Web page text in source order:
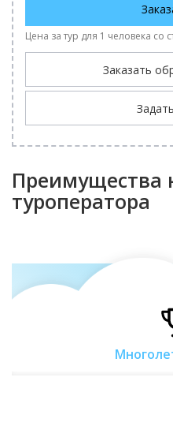
Цена за тур для 1 человека
Заказать
Преимущества
туроператора